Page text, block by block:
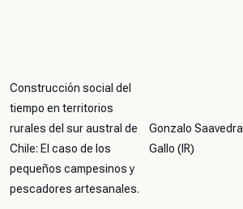
Construcción social del
tiempo en territorios
rurales del sur austral de
Chile: El caso de los
pequeños campesinos y
pescadores artesanales.
Gonzalo Saavedra
Gallo (IR)